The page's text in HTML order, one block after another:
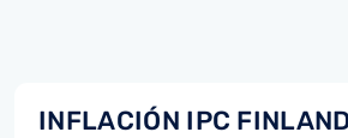
INFLACIÓN IPC